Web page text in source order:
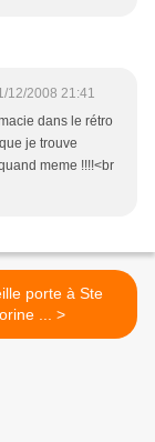
12/2008 21:41
dans le rétro
je trouve
meme !!!!<br
porte à Ste
Florine ... >